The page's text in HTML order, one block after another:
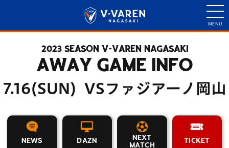
2023 SEASON V-VAREN NAGASAKI
AWAY GAME INFO
7.16(SUN) VSファジアーノ岡山
NEWS DAZN
NEXT
MATCH
TICKET